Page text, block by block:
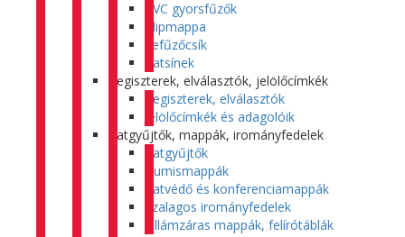
PVC gyorsfűzők
Klipmappa
Lefűzőcsík
Iratsínek
Regiszterek, elválasztók, jelölőcímkék
Regiszterek, elválasztók
Jelölőcímkék és adagolóik
Iratgyűjtők, mappák, irományfedelek
Iratgyűjtők
Gumismappák
Iratvédő és konferenciamappák
Szalagos irományfedelek
Villámzáras mappák, felírótáblák